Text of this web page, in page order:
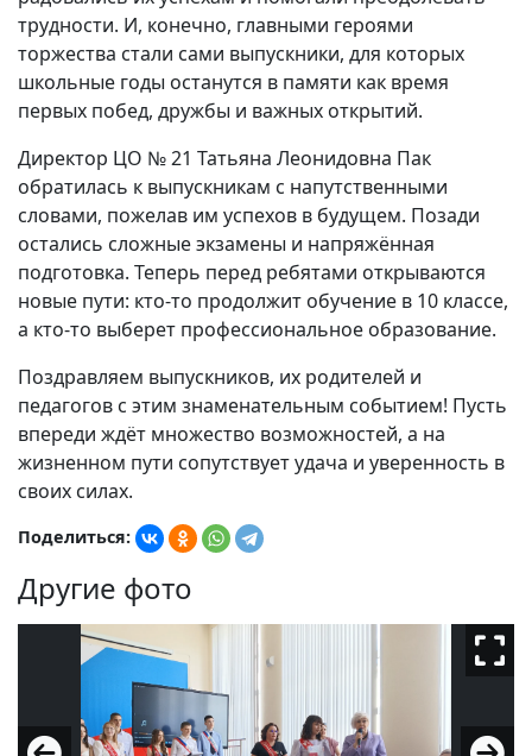
трудности. И, конечно, главными героями
торжества стали сами выпускники, для которых
школьные годы останутся в памяти как время
первых побед, дружбы и важных открытий.
Директор ЦО № 21 Татьяна Леонидовна Пак
обратилась к выпускникам с напутственными
словами, пожелав им успехов в будущем. Позади
остались сложные экзамены и напряжённая
подготовка. Теперь перед ребятами открываются
новые пути: кто-то продолжит обучение в 10 классе,
а кто-то выберет профессиональное образование.
Поздравляем выпускников, их родителей и
педагогов с этим знаменательным событием! Пусть
впереди ждёт множество возможностей, а на
жизненном пути сопутствует удача и уверенность в
своих силах.
Поделиться:
Другие фото